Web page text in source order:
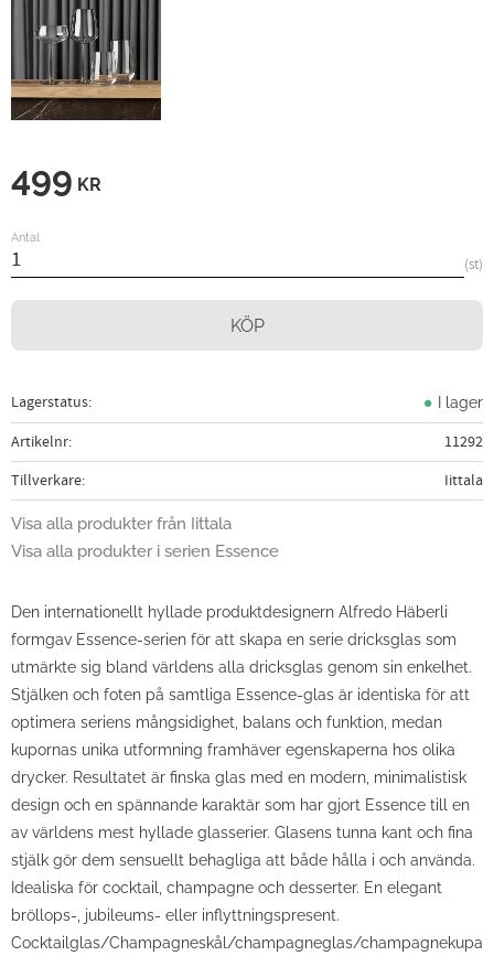
499 KR
Antal
st
KÖP
Lagerstatus I lager
Artikelnr
11292
Tillverkare
Iittala
Visa alla produkter från Iittala
Visa alla produkter i serien Essence
Den internationellt hyllade produktdesignern Alfredo Häberli
formgav Essence-serien för att skapa en serie dricksglas som
utmärkte sig bland världens alla dricksglas genom sin enkelhet.
Stjälken och foten på samtliga Essence-glas är identiska för att
optimera seriens mångsidighet, balans och funktion, medan
kupornas unika utformning framhäver egenskaperna hos olika
drycker. Resultatet är finska glas med en modern, minimalistisk
design och en spännande karaktär som har gjort Essence till en
av världens mest hyllade glasserier. Glasens tunna kant och fina
stjälk gör dem sensuellt behagliga att både hålla i och använda.
Idealiska för cocktail, champagne och desserter. En elegant
bröllops-, jubileums- eller inflyttningspresent.
Cocktailglas/Champagneskål/champagneglas/champagnekupa